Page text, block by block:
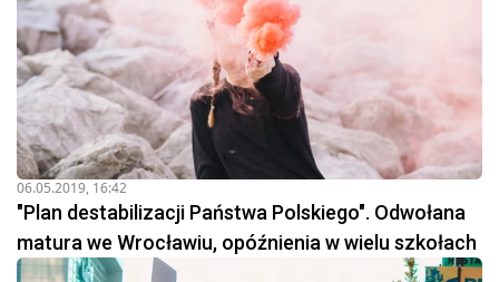
06.05.2019, 16:42
"Plan destabilizacji Państwa Polskiego". Odwołana
matura we Wrocławiu, opóźnienia w wielu szkołach